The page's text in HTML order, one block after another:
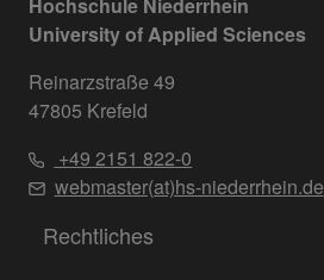
University of Applied Sciences
Reinarzstraße 49
47805 Krefeld
+49 2151 822-0
webmaster(at)hs-niederrhein.de
Rechtliches